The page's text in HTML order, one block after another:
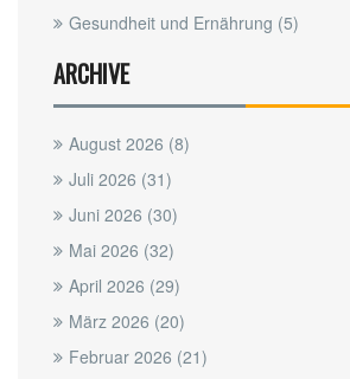
Gesundheit und Ernährung (5)
ARCHIVE
August 2026 (8)
Juli 2026 (31)
Juni 2026 (30)
Mai 2026 (32)
April 2026 (29)
März 2026 (20)
Februar 2026 (21)